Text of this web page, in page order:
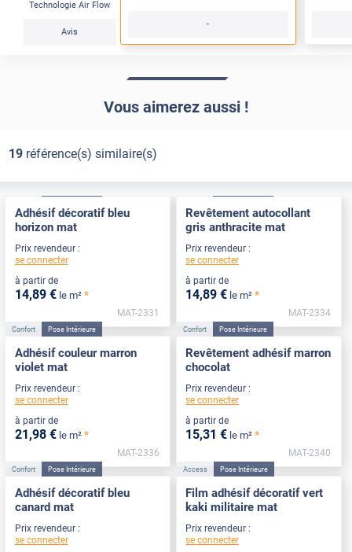
Technologie Air Flow
Avis
-
Vous aimerez aussi !
19référence(s) similaire(s)
Adhésif décoratif bleu
horizon mat
Prix revendeur :
se connecter
à partir de
14,89 € le m² *
MAT-2331
Revêtement autocollant
gris anthracite mat
Prix revendeur :
se connecter
à partir de
14,89 € le m² *
MAT-2334
Confort Pose Intérieure
Adhésif couleur marron
violet mat
Prix revendeur :
se connecter
à partir de
21,98 € le m² *
MAT-2336
Confort Pose Intérieure
Revêtement adhésif marron
chocolat
Prix revendeur :
se connecter
à partir de
15,31 € le m² *
MAT-2340
Confort Pose Intérieure
Adhésif décoratif bleu
canard mat
Prix revendeur :
se connecter
Access Pose Intérieure
Film adhésif décoratif vert
kaki militaire mat
Prix revendeur :
se connecter